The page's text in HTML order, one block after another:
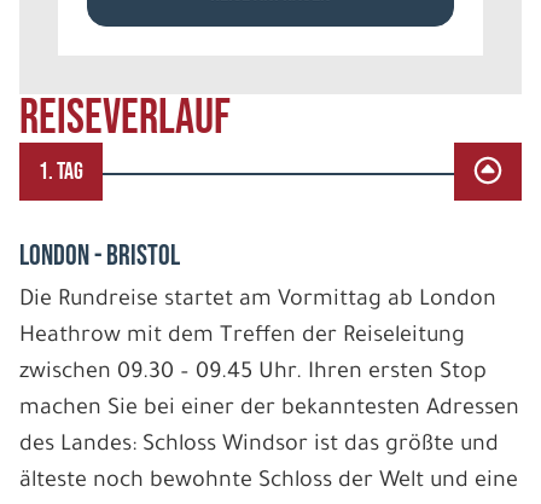
REISEVERLAUF
1. TAG
LONDON - BRISTOL
Die Rundreise startet am Vormittag ab London
Heathrow mit dem Treffen der Reiseleitung
zwischen 09.30 – 09.45 Uhr. Ihren ersten Stop
machen Sie bei einer der bekanntesten Adressen
des Landes: Schloss Windsor ist das größte und
älteste noch bewohnte Schloss der Welt und eine